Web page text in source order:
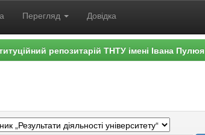
Перегляд Довідка
репозитарій ТНТУ імені Івана Пулюя